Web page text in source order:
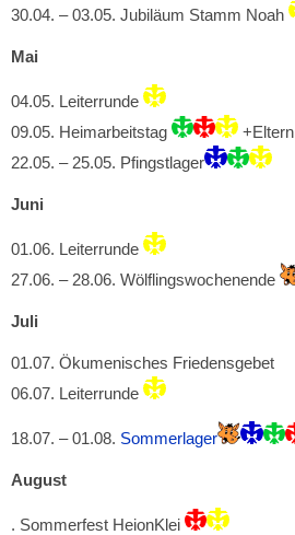
30.04. – 03.05. Jubiläum Stamm Noah
Mai
04.05. Leiterrunde
09.05. Heimarbeitstag
+Eltern
22.05. – 25.05. Pfingstlager
Juni
01.06. Leiterrunde
27.06. – 28.06. Wölflingswochenende
Juli
01.07. Ökumenisches Friedensgebet
06.07. Leiterrunde
18.07. – 01.08. Sommerlager
August
. Sommerfest HeionKlei